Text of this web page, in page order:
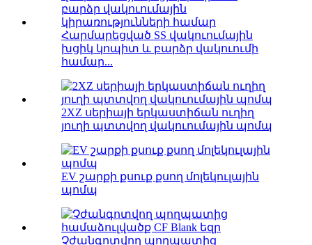
Հարմարեցված SS վակուումային
խցիկ կոպիտ և բարձր վակուումի
համար...
2XZ սերիայի երկաստիճան ուղիղ
յուղի պտտվող վակուումային պոմպ
EV շարքի քսուք քսող մոլեկուլային
պոմպ
Չժանգոտվող պողպատից